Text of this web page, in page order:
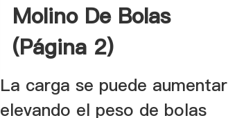
Molino De Bolas
(página 2)
La carga se puede aumentar
elevando el peso de bolas